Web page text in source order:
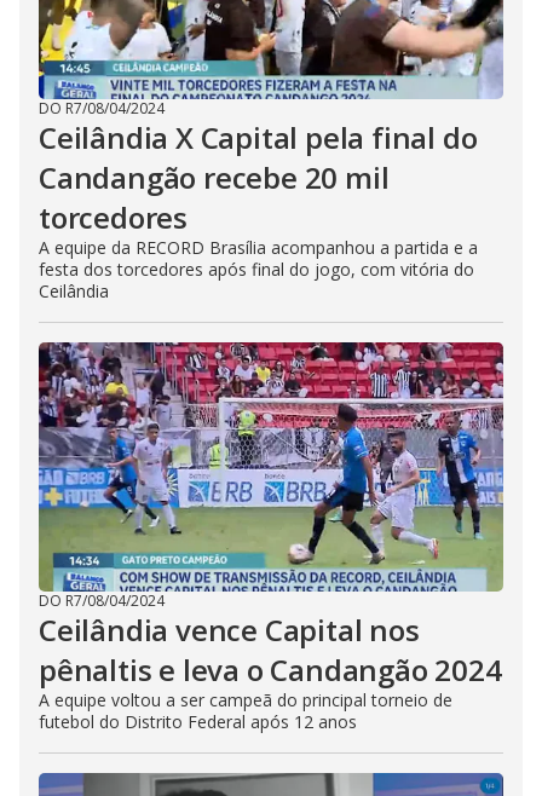
DO R7/08/04/2024
Ceilândia X Capital pela final do
Candangão recebe 20 mil
torcedores
A equipe da RECORD Brasília acompanhou a partida e a
festa dos torcedores após final do jogo, com vitória do
Ceilândia
DO R7/08/04/2024
Ceilândia vence Capital nos
pênaltis e leva o Candangão 2024
A equipe voltou a ser campeã do principal torneio de
futebol do Distrito Federal após 12 anos